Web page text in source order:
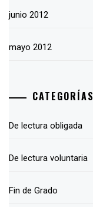
junio 2012
mayo 2012
CATEGORÍAS
De lectura obligada
De lectura voluntaria
Fin de Grado